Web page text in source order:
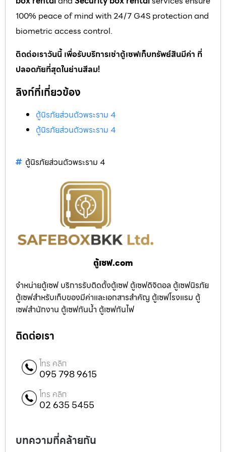
100% peace of mind with 24/7 G4S protection and
biometric access control.
ติดต่อเราวันนี้ เพื่อรับบริการเช่าตู้เซฟเก็บทรัพย์สินมีค่า ที่
ปลอดภัยที่สุดในย่านสีลม!
ลิงก์ที่เกี่ยวข้อง
ตู้นิรภัยส่วนตัวพระราม 4
ตู้นิรภัยส่วนตัวพระราม 4
ตู้นิรภัยส่วนตัวพระราม 4
ตู้เซฟ.com
จำหน่ายตู้เซฟ บริการรับติดตั้งตู้เซฟ ตู้เซฟดิจิตอล ตู้เซฟนิรภัย
ตู้เซฟสำหรับเก็บของมีค่าและเอกสารสำคัญ ตู้เซฟโรงแรม ตู้
เซฟสำนักงาน ตู้เซฟกันน้ำ ตู้เซฟกันไฟ
ติดต่อเรา
โทร คลิก
095 798 9615
โทร คลิก
02 635 5455
บทความที่คล้ายกัน